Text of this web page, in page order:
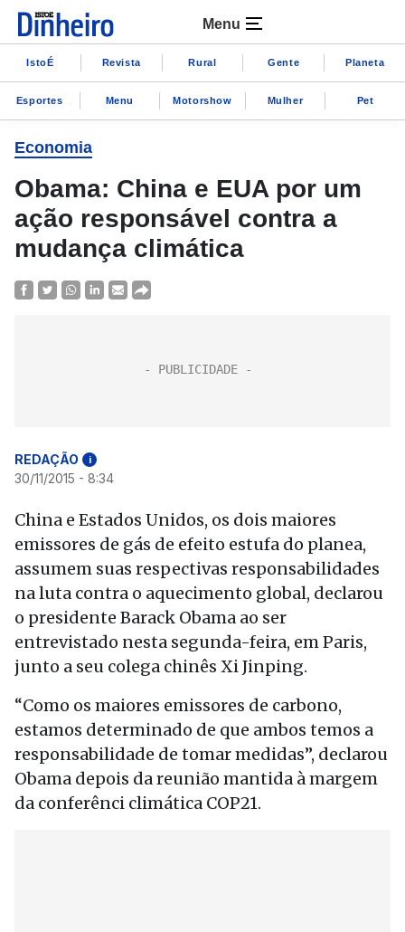
Menu
IstoÉ Revista Rural Gente Planeta
Esportes Menu Motorshow Mulher Pet
Economia
Obama: China e EUA por um
ação responsável contra a
mudança climática
REDAÇÃO i
30/11/2015 - 8:34
China e Estados Unidos, os dois maiores
emissores de gás de efeito estufa do planea,
assumem suas respectivas responsabilidades
na luta contra o aquecimento global, declarou
o presidente Barack Obama ao ser
entrevistado nesta segunda-feira, em Paris,
junto a seu colega chinês Xi Jinping.
“Como os maiores emissores de carbono,
estamos determinado de que ambos temos a
responsabilidade de tomar medidas”, declarou
Obama depois da reunião mantida à margem
da conferênci climática COP21.